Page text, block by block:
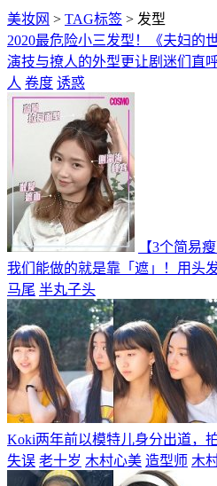
美妆网 > TAG标签 > 发型
2020最危险小三发型！《夫妇的
演技与撩人的外型更让剧迷们直
人 卷度 诱惑
【3个简易
我们能做的就是靠「遮」！用头
马尾 半丸子头
Koki两年前以模特儿身分出道，
失误 老十岁 木村心美 造型师 木